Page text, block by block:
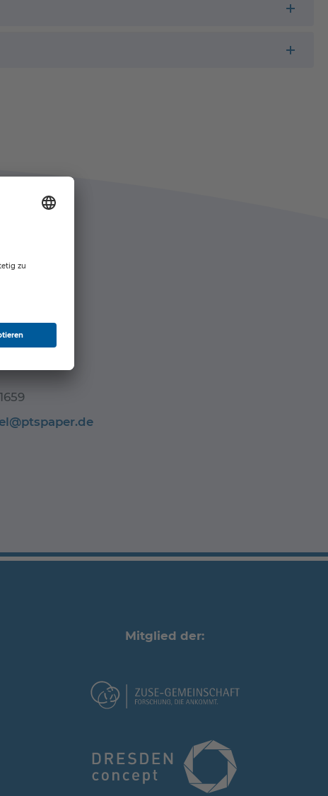
In
Mitglied der: